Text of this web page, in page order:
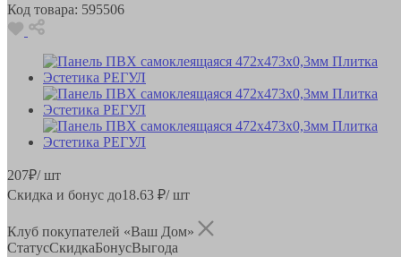
Код товара: 595506
207₽/ шт
Скидка и бонус до18.63 ₽/ шт
Клуб покупателей «Ваш Дом»
СтатусСкидкаБонусВыгода